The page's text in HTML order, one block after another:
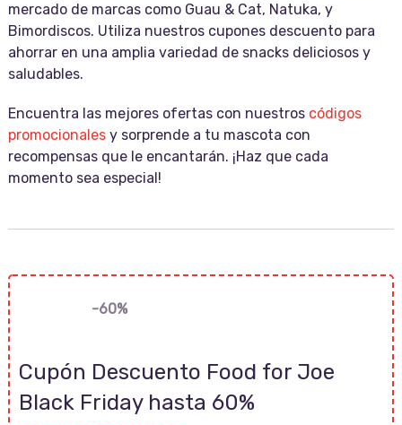
mercado de marcas como Guau & Cat, Natuka, y
Bimordiscos. Utiliza nuestros cupones descuento para
ahorrar en una amplia variedad de snacks deliciosos y
saludables.
Encuentra las mejores ofertas con nuestros códigos
promocionalesy sorprende a tu mascota con
recompensas que le encantarán. ¡Haz que cada
momento sea especial!
-60%
Cupón Descuento Food for Joe
Black Friday hasta 60%